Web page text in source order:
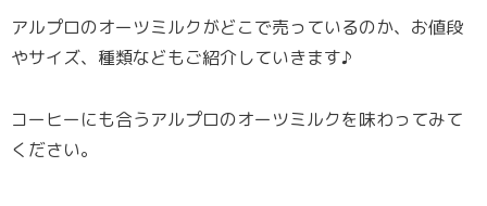
アルプロのオーツミルクがどこで売っているのか、お値段
やサイズ、種類などもご紹介していきます♪
コーヒーにも合うアルプロのオーツミルクを味わってみて
ください。